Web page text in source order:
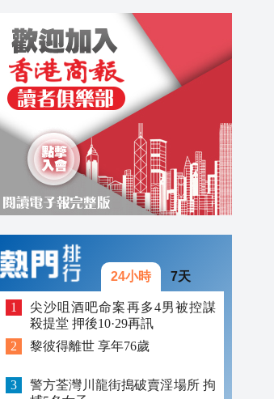
24小時 7天
尖沙咀酒吧命案再多4男被控謀
殺提堂 押後10·29再訊
黎彼得離世 享年76歲
警方荃灣川龍街搗破賣淫場所 拘